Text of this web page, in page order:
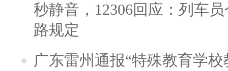
秒静音，12306回应：列车
路规定
广东雷州通报“特殊教育学